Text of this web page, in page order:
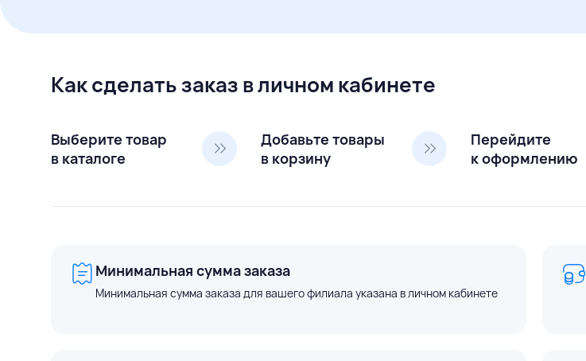
Как сделать заказ в личном кабинете
Выберите товар
в каталоге
Добавьте товары
в корзину
Перейдите
к оформлению
Минимальная сумма заказа
Минимальная сумма заказа для вашего филиала указана в личном кабинете